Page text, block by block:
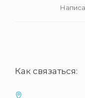
Как связаться: